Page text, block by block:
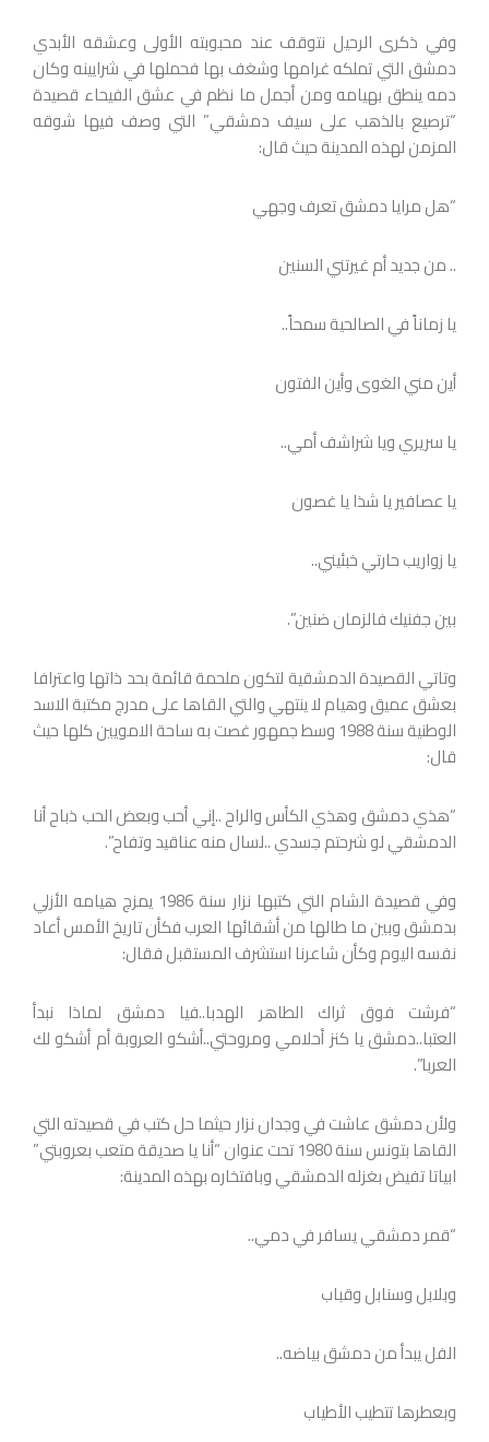
وفي ذكرى الرحيل نتوقف عند محبوبته الأولى وعشقه الأبدي
دمشق التي تملكه غرامها وشغف بها فحملها في شرايينه وكان
دمه ينطق بهيامه ومن أجمل ما نظم في عشق الفيحاء قصيدة
“ترصيع بالذهب على سيف دمشقي” التي وصف فيها شوقه
المزمن لهذه المدينة حيث قال:
“هل مرايا دمشق تعرف وجهي
.. من جديد أم غيرتني السنين
يا زماناً في الصالحية سمحاً..
أين مني الغوى وأين الفتون
يا سريري ويا شراشف أمي..
يا عصافير يا شذا يا غصون
يا زواريب حارتي خبئيني..
بين جفنيك فالزمان ضنين”.
وتاتي القصيدة الدمشقية لتكون ملحمة قائمة بحد ذاتها واعترافا
بعشق عميق وهيام لا ينتهي والتي القاها على مدرج مكتبة الاسد
الوطنية سنة 1988 وسط جمهور غصت به ساحة الامويين كلها حيث
قال:
“هذي دمشق وهذي الكأس والراح ..إني أحب وبعض الحب ذباح أنا
الدمشقي لو شرحتم جسدي ..لسال منه عناقيد وتفاح”.
وفي قصيدة الشام التي كتبها نزار سنة 1986 يمزج هيامه الأزلي
بدمشق وبين ما طالها من أشقائها العرب فكأن تاريخ الأمس أعاد
نفسه اليوم وكأن شاعرنا استشرف المستقبل فقال:
“فرشت فوق ثراك الطاهر الهدبا..فيا دمشق لماذا نبدأ
العتبا..دمشق يا كنز أحلامي ومروحتي..أشكو العروبة أم أشكو لك
العربا”.
ولأن دمشق عاشت في وجدان نزار حيثما حل كتب في قصيدته التي
القاها بتونس سنة 1980 تحت عنوان “أنا يا صديقة متعب بعروبتي”
ابياتا تفيض بغزله الدمشقي وبافتخاره بهذه المدينة:
“قمر دمشقي يسافر في دمي..
وبلابل وسنابل وقباب
الفل يبدأ من دمشق بياضه..
وبعطرها تتطيب الأطياب